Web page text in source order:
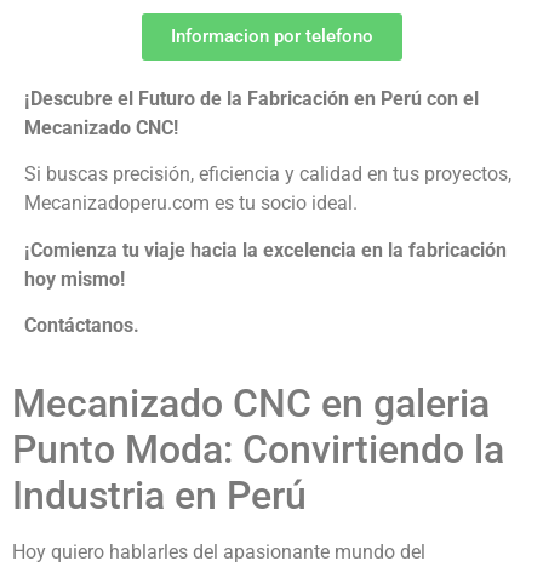
Informacion por telefono
¡Descubre el Futuro de la Fabricación en Perú con el
Mecanizado CNC!
Si buscas precisión, eficiencia y calidad en tus proyectos,
Mecanizadoperu.com es tu socio ideal.
¡Comienza tu viaje hacia la excelencia en la fabricación
hoy mismo!
Contáctanos.
Mecanizado CNC en galeria
Punto Moda: Convirtiendo la
Industria en Perú
Hoy quiero hablarles del apasionante mundo del